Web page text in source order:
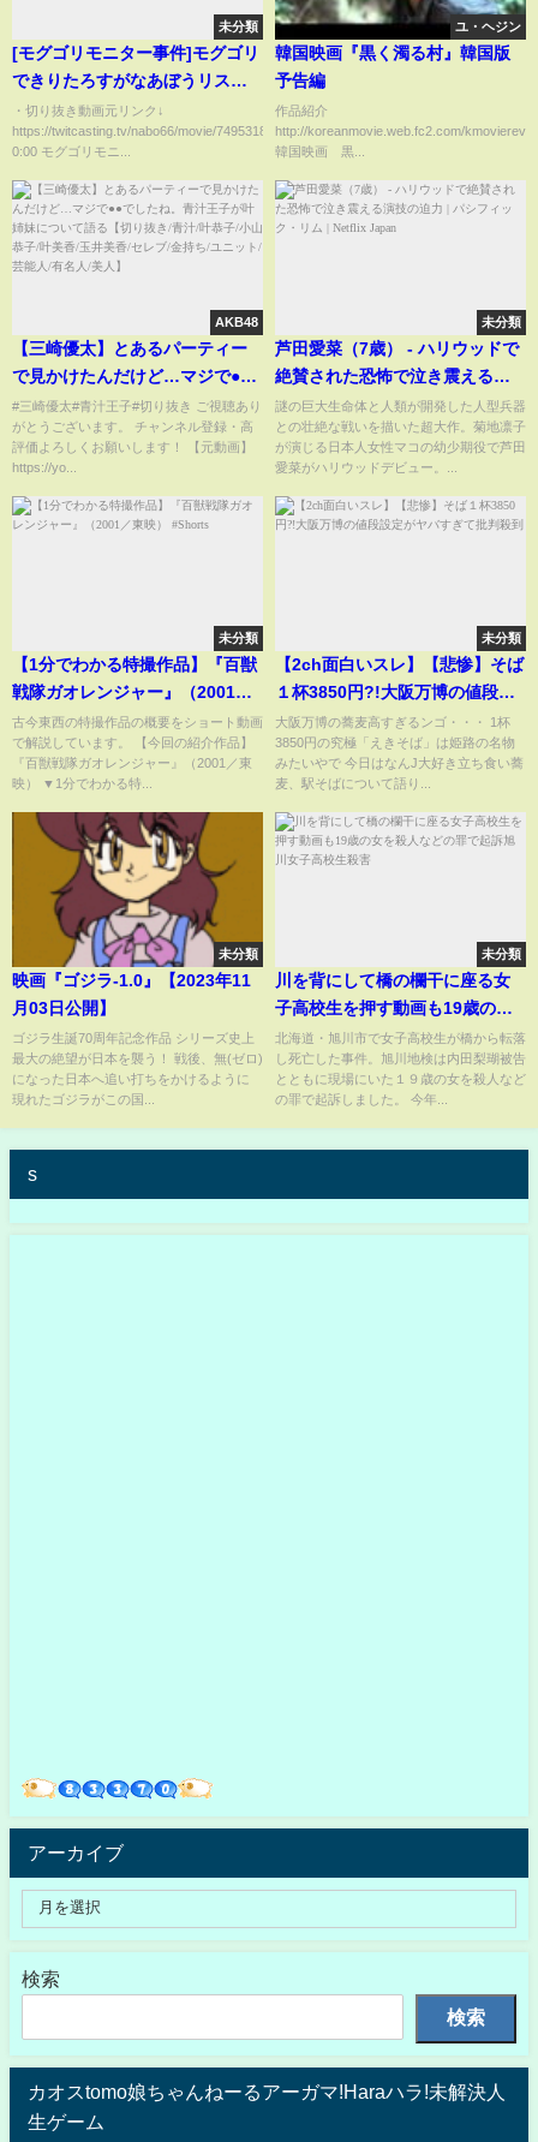
未分類
[モグゴリモニター事件]モグゴリ
できりたろすがなあぼうリスナ
ー購入のモニターを殴って破損
した件について[なあぼう/切り抜
き/池袋/きりたろす/配信/ツイキ
ャス/モグゴリ/ごちょう/TJ/マイ
メロくん]
・切り抜き動画元リンク↓
https://twitcasting.tv/nabo66/movie/749531862
0:00 モグゴリモニ...
ユ・ヘジン
韓国映画『黒く濁る村』韓国版
予告編
作品紹介
http://koreanmovie.web.fc2.com/
韓国映画 黒...
AKB48
【三崎優太】とあるパーティー
で見かけたんだけど…マジで●●
でしたね。青汁王子が叶姉妹に
ついて語る【切り抜き/青汁/叶恭
子/小山恭子/叶美香/玉井美香/セ
名人/美人】
#三崎優太#青汁王子#切り抜き ご視聴あり
がとうございます。 チャンネル登録・高
評価よろしくお願いします！ 【元動画】
https://yo...
未分類
芦田愛菜（7歳） ‐ ハリウッドで
絶賛された恐怖で泣き震える演
技の迫力 | パシフィック・リム |
Netflix Japan
謎の巨大生命体と人類が開発した人型兵器
との壮絶な戦いを描いた超大作。菊地凛子
が演じる日本人女性マコの幼少期役で芦田
愛菜がハリウッドデビュー。...
未分類
【1分でわかる特撮作品】『百獣
戦隊ガオレンジャー』（2001／
東映） #Shorts
古今東西の特撮作品の概要をショート動画
で解説しています。 【今回の紹介作品】
『百獣戦隊ガオレンジャー』（2001／東
映） ▼1分でわかる特...
未分類
【2ch面白いスレ】【悲惨】そば
１杯3850円?!大阪万博の値段設
定がヤバすぎて批判殺到
大阪万博の蕎麦高すぎるンゴ・・・ 1杯
3850円の究極「えきそば」は姫路の名物
みたいやで 今日はなんJ大好き立ち食い蕎
麦、駅そばについて語り...
未分類
映画『ゴジラ-1.0』【2023年11
月03日公開】
ゴジラ生誕70周年記念作品 シリーズ史上
最大の絶望が日本を襲う！ 戦後、無(ゼロ)
になった日本へ追い打ちをかけるように
現れたゴジラがこの国...
未分類
川を背にして橋の欄干に座る女
子高校生を押す動画も19歳の女
を殺人などの罪で起訴旭川女子
高校生殺害
北海道・旭川市で女子高校生が橋から転落
し死亡した事件。旭川地検は内田梨瑚被告
とともに現場にいた１９歳の女を殺人など
の罪で起訴しました。 今年...
s
アーカイブ
検索
検索
カオスtomo娘ちゃんねーるアーガマ!Haraハラ!未解決人
生ゲーム